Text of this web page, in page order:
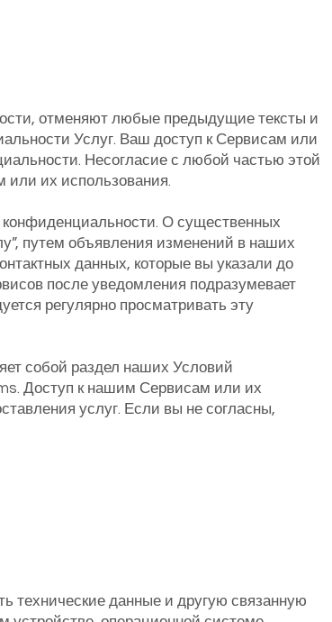
отменяют любые предыдущие тексты и
Услуг. Ваш доступ к Сервисам или
Несогласие с любой частью этой
или их использования.
О существенных
путем объявления изменений в наших
данных, которые вы указали до
после уведомления подразумевает
регулярно просматривать эту
собой раздел наших Условий
Доступ к нашим Сервисам или их
услуг. Если вы не согласны,
технические данные и другую связанную